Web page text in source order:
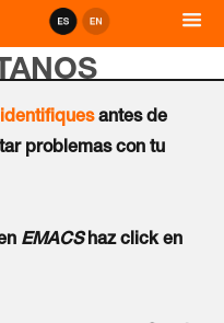
identifiquesantes de
problemas con tu
EMACShaz click en